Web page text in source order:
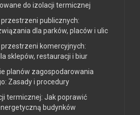
do izolacji termicznej
publicznych:
dla parków, placów i ulic
komercyjnych:
sklepów, restauracji i biur
planów zagospodarowania
Zasady i procedury
termicznej: Jak poprawić
budynków